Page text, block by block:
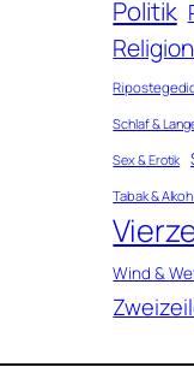
Politik
Schlaf &
Sex & Erotik
Tabak &
Wind &